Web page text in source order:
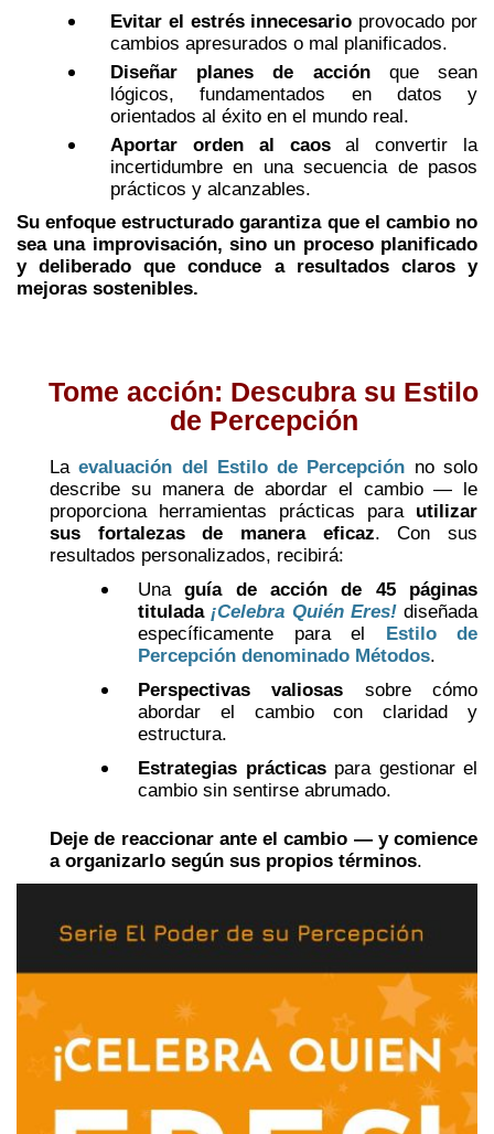
Evitar el estrés innecesario provocado por
cambios apresurados o mal planificados.
Diseñar planes de acciónque sean
lógicos, fundamentados en datos y
orientados al éxito en el mundo real.
Aportar orden al caosal convertir la
incertidumbre en una secuencia de pasos
prácticos y alcanzables.
Su enfoque estructurado garantiza que el cambio no
sea una improvisación, sino un proceso planificado
y deliberado que conduce a resultados claros y
mejoras sostenibles.
Tome acción: Descubra su Estilo
de Percepción
Laevaluación del Estilo de Percepción no solo
describe su manera de abordar el cambio — le
proporciona herramientas prácticas para utilizar
sus fortalezas de manera eficaz. Con sus
resultados personalizados, recibirá:
Unaguía de acción de 45 páginas
titulada ¡Celebra Quién Eres!diseñada
específicamente para el
Estilo de
Percepción denominado Métodos.
Perspectivas valiosas sobre cómo
abordar el cambio con claridad y
estructura.
Estrategias prácticaspara gestionar el
cambio sin sentirse abrumado.
Deje de reaccionar ante el cambio — y comience
a organizarlo según sus propios términos.